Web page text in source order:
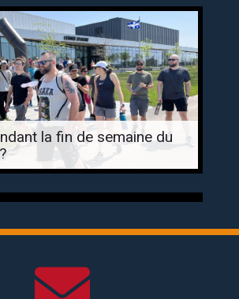
la fin de semaine du